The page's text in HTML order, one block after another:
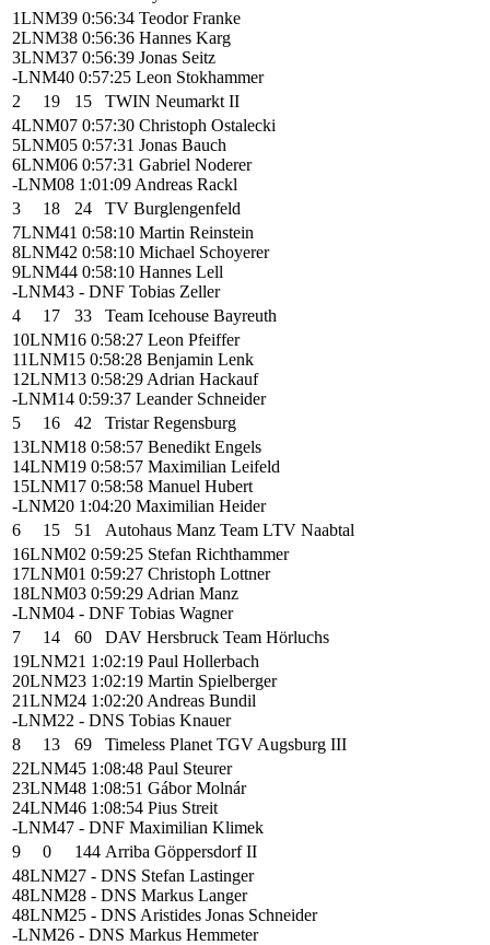
1LNM39 0:56:34 Teodor Franke
2LNM38 0:56:36 Hannes Karg
3LNM37 0:56:39 Jonas Seitz
-LNM40 0:57:25 Leon Stokhammer
2
19 15
TWIN Neumarkt II
4LNM07 0:57:30 Christoph Ostalecki
5LNM05 0:57:31 Jonas Bauch
6LNM06 0:57:31 Gabriel Noderer
-LNM08 1:01:09 Andreas Rackl
3
18 24
TV Burglengenfeld
7LNM41 0:58:10 Martin Reinstein
8LNM42 0:58:10 Michael Schoyerer
9LNM44 0:58:10 Hannes Lell
-LNM43 - DNF Tobias Zeller
4
17 33
Team Icehouse Bayreuth
10LNM16 0:58:27 Leon Pfeiffer
11LNM15 0:58:28 Benjamin Lenk
12LNM13 0:58:29 Adrian Hackauf
-LNM14 0:59:37 Leander Schneider
5
16 42
Tristar Regensburg
13LNM18 0:58:57 Benedikt Engels
14LNM19 0:58:57 Maximilian Leifeld
15LNM17 0:58:58 Manuel Hubert
-LNM20 1:04:20 Maximilian Heider
6
15 51
Autohaus Manz Team LTV Naabtal
16LNM02 0:59:25 Stefan Richthammer
17LNM01 0:59:27 Christoph Lottner
18LNM03 0:59:29 Adrian Manz
-LNM04 - DNF Tobias Wagner
7
14 60
DAV Hersbruck Team Hörluchs
19LNM21 1:02:19 Paul Hollerbach
20LNM23 1:02:19 Martin Spielberger
21LNM24 1:02:20 Andreas Bundil
-LNM22 - DNS Tobias Knauer
8
13 69
Timeless Planet TGV Augsburg III
22LNM45 1:08:48 Paul Steurer
23LNM48 1:08:51 Gábor Molnár
24LNM46 1:08:54 Pius Streit
-LNM47 - DNF Maximilian Klimek
9
0 144 Arriba Göppersdorf II
48LNM27 - DNS Stefan Lastinger
48LNM28 - DNS Markus Langer
48LNM25 - DNS Aristides Jonas Schneider
-LNM26 - DNS Markus Hemmeter